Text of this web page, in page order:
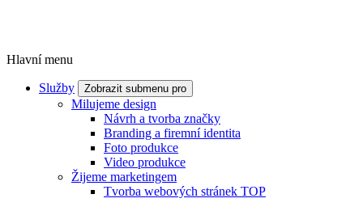
Hlavní menu
Služby Zobrazit submenu pro
Milujeme design
Návrh a tvorba značky
Branding a firemní identita
Foto produkce
Video produkce
Žijeme marketingem
Tvorba webových stránek TOP